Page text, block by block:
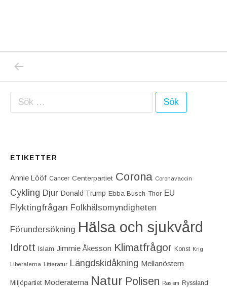
Inläggsnavigering
Sök efter:
ETIKETTER
Annie Lööf Cancer Centerpartiet‎ Corona Coronavaccin
Cykling Djur Donald Trump Ebba Busch-Thor EU
Flyktingfrågan Folkhälsomyndigheten
Förundersökning Hälsa och sjukvård
Idrott Islam Jimmie Åkesson Klimatfrågor Konst Krig
Liberalerna Litteratur Längdskidåkning Mellanöstern
Miljöpartiet Moderaterna Natur Polisen Rasism Ryssland